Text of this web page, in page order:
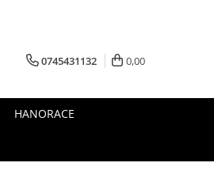
0745431132 0,00
HANORACE